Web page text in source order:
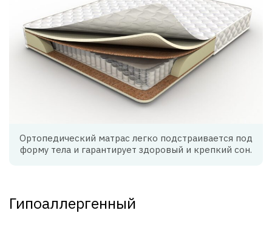
Ортопедический матрас легко подстраивается под
форму тела и гарантирует здоровый и крепкий сон.
Гипоаллергенный